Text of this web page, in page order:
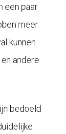
een paar
meer
kunnen
andere
bedoeld